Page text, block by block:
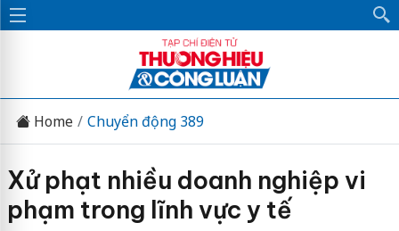
Home Chuyển động 389
Xử phạt nhiều doanh nghiệp vi
phạm trong lĩnh vực y tế